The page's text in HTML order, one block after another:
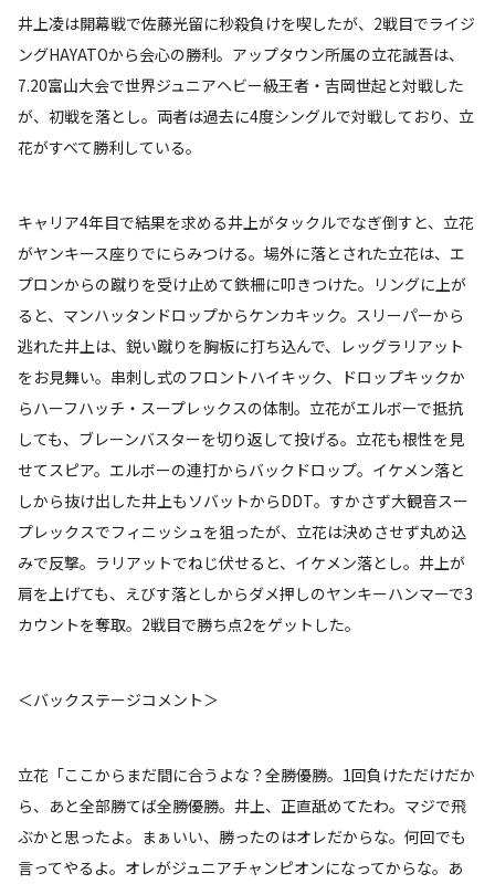
井上凌は開幕戦で佐藤光留に秒殺負けを喫したが、2戦目でライジ
ングHAYATOから会心の勝利。アップタウン所属の立花誠吾は、
7.20富山大会で世界ジュニアヘビー級王者・吉岡世起と対戦した
が、初戦を落とし。両者は過去に4度シングルで対戦しており、立
花がすべて勝利している。
キャリア4年目で結果を求める井上がタックルでなぎ倒すと、立花
がヤンキース座りでにらみつける。場外に落とされた立花は、エ
プロンからの蹴りを受け止めて鉄柵に叩きつけた。リングに上が
ると、マンハッタンドロップからケンカキック。スリーパーから
逃れた井上は、鋭い蹴りを胸板に打ち込んで、レッグラリアット
をお見舞い。串刺し式のフロントハイキック、ドロップキックか
らハーフハッチ・スープレックスの体制。立花がエルボーで抵抗
しても、ブレーンバスターを切り返して投げる。立花も根性を見
せてスピア。エルボーの連打からバックドロップ。イケメン落と
しから抜け出した井上もソバットからDDT。すかさず大観音スー
プレックスでフィニッシュを狙ったが、立花は決めさせず丸め込
みで反撃。ラリアットでねじ伏せると、イケメン落とし。井上が
肩を上げても、えびす落としからダメ押しのヤンキーハンマーで3
カウントを奪取。2戦目で勝ち点2をゲットした。
＜バックステージコメント＞
立花「ここからまだ間に合うよな？全勝優勝。1回負けただけだか
ら、あと全部勝てば全勝優勝。井上、正直舐めてたわ。マジで飛
ぶかと思ったよ。まぁいい、勝ったのはオレだからな。何回でも
言ってやるよ。オレがジュニアチャンピオンになってからな。あ